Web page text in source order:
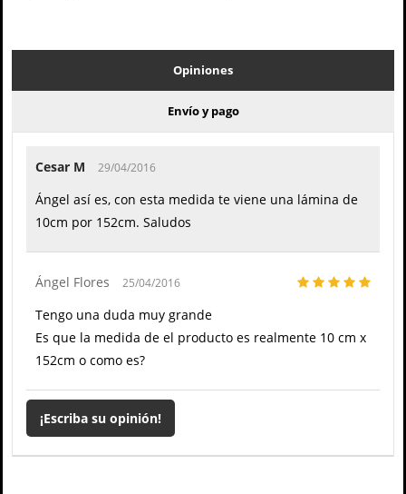
Opiniones
Envío y pago
Cesar M 29/04/2016
Ángel así es, con esta medida te viene una lámina de
10cm por 152cm. Saludos
Ángel Flores 25/04/2016
Tengo una duda muy grande
Es que la medida de el producto es realmente 10 cm x
152cm o como es?
¡Escriba su opinión!